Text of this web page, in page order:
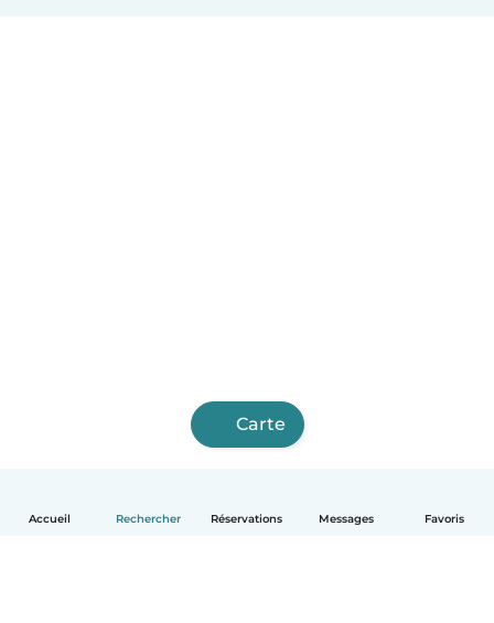
Accueil Rechercher Réservations Messages Favoris
Carte